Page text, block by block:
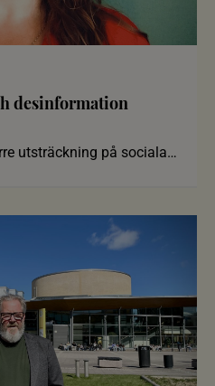
desinformation
utsträckning på sociala